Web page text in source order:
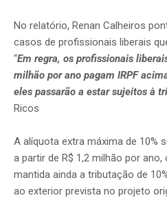
No relatório, Renan Calheiros
casos de profissionais liberais
“Em regra, os profissionais
milhão por ano pagam IRPF
eles passarão a estar sujeitos à
Ricos
A alíquota extra máxima de 10%
a partir de R$ 1,2 milhão por ano,
mantida ainda a tributação de
ao exterior prevista no projeto